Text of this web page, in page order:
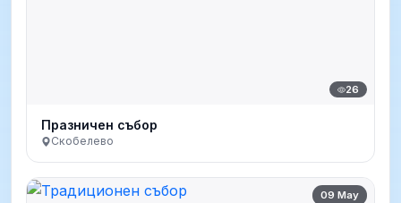
26
Празничен събор
Скобелево
09 May